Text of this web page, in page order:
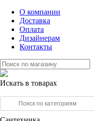
О компании
Доставка
Оплата
Дизайнерам
Контакты
Искать в товарах